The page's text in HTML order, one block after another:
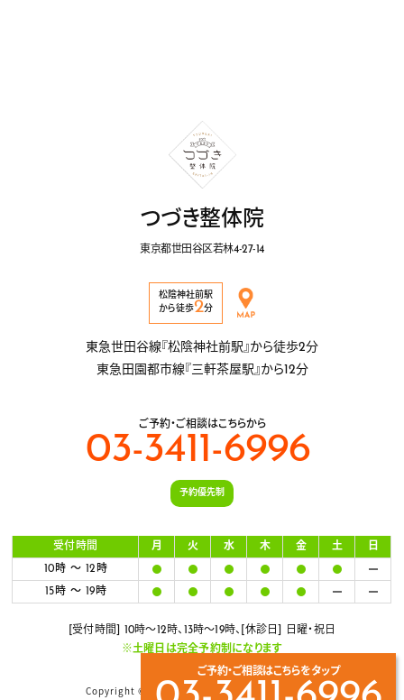
つづき整体院
東京都世田谷区若林4-27-14
松陰神社前駅
から徒歩2分
東急世田谷線『松陰神社前駅』から徒歩2分
東急田園都市線『三軒茶屋駅』から12分
ご予約・ご相談はこちらから
03-3411-6996
予約優先制
受付時間 月 火 水 木 金 土 日
10時 ～ 12時
15時 ～ 19時
[受付時間] 10時〜12時、13時〜19時、[休診日] 日曜・祝日
※土曜日は完全予約制になります
Copyright © つづき整体医院. All rights reserved.
ご予約・ご相談はこちらをタップ